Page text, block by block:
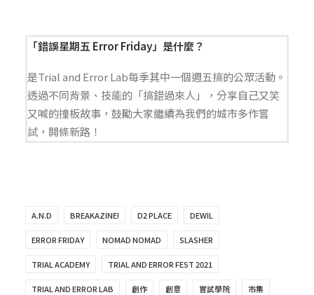
「錯誤星期五 Error Friday」是什麼？
是Trial and Error Lab每季其中一個週五搞的公眾活動。
透過不同背景、技能的「搞錯過來人」，分享自己又笑
又喊的撞板故事，鼓勵大家繼續為我們的城市多作嘗
試，開條新路！
A.N.D BREAKAZINE! D2 PLACE DEWIL
ERROR FRIDAY NOMAD NOMAD SLASHER
TRIAL ACADEMY TRIAL AND ERROR FEST 2021
TRIAL AND ERROR LAB 創作 創意 嘗試學院 市集